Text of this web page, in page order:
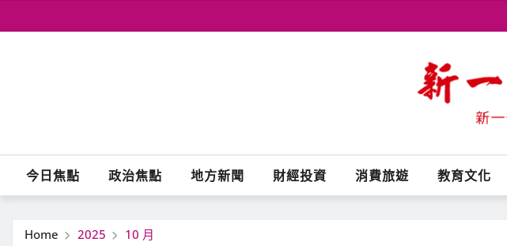
to
今日焦點 政治焦點 地方新聞 財經投資 消費旅遊 教育文化
Home 2025 10 月